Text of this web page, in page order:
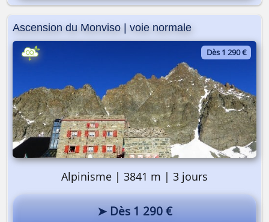
Ascension du Monviso | voie normale
Dès 1 290 €
Alpinisme | 3841 m | 3 jours
➤ Dès 1 290 €